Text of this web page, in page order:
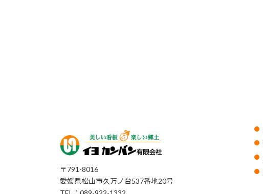
〒791-8016
愛媛県松山市久万ノ台537番地20号